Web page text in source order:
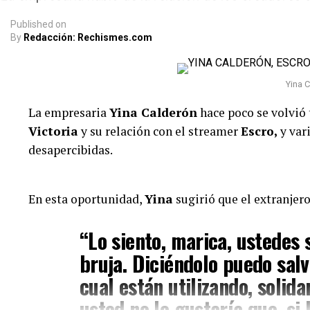
Y hace unas horas, la empresaria decidió aclarar
palabras y responder a los señalamientos. Según
una “viuda alegre” y ella reaccionó al
Published on
By Redacción: Rechismes.com
Yina
La empresariaYina Calderónhace poco se
Victoriay su relación con el streamerEscro,y
desapercibidas.
En esta oportunidad,Yina sugirió que el
“Lo siento, marica, ustedes
bruja. Diciéndolo puedo
cual están utilizando,